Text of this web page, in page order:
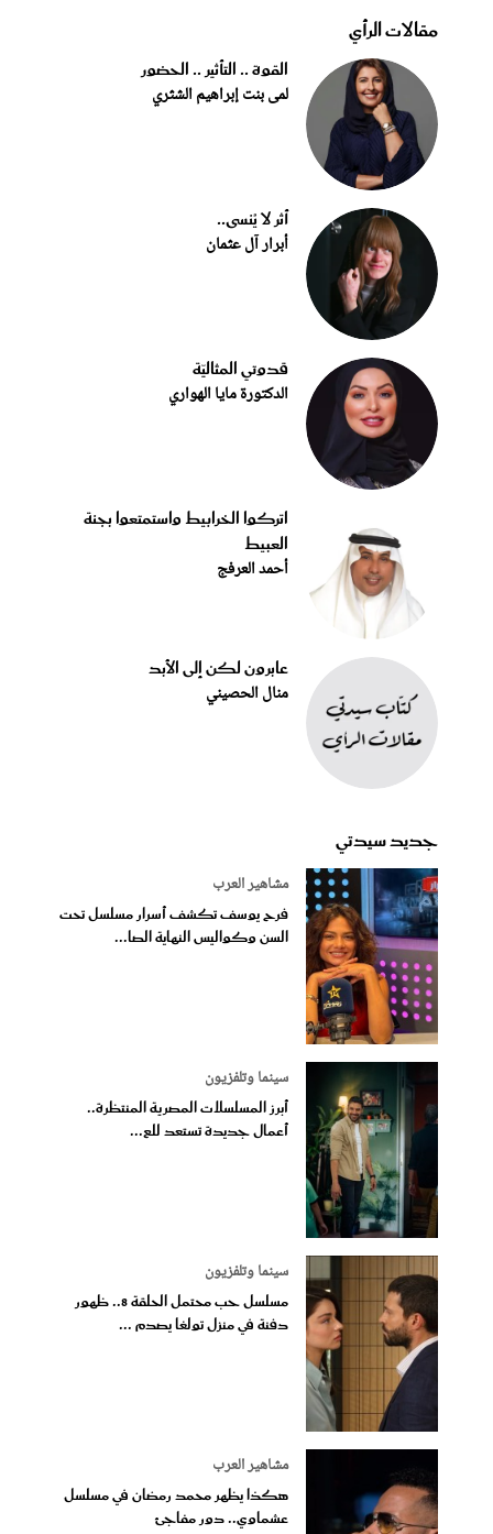
مقالات الرأي
القوة .. التأثير .. الحضور
لمى بنت إبراهيم الشثري
أثر لا يُنسى..
أبرار آل عثمان
قدوتي المثاليّة
الدكتورة مايا الهواري
اتركوا الخرابيط واستمتعوا بجنة
العبيط
أحمد العرفج
عابرون لكن إلى الأبد
منال الحصيني
جديد سيدتي
مشاهير العرب
فرح يوسف تكشف أسرار مسلسل تحت
السن وكواليس النهاية الصا...
سينما وتلفزيون
أبرز المسلسلات المصرية المنتظرة..
أعمال جديدة تستعد للع...
سينما وتلفزيون
مسلسل حب محتمل الحلقة 8.. ظهور
دفنة في منزل تولغا يصدم ...
مشاهير العرب
هكذا يظهر محمد رمضان في مسلسل
عشماوي.. دور مفاجئ